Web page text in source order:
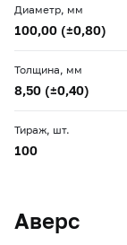
Диаметр, мм
100,00 (±0,80)
Толщина, мм
8,50 (±0,40)
Тираж, шт.
100
Аверс